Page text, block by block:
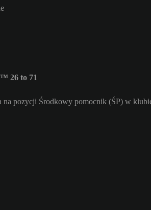
26 to 71
pozycji Środkowy pomocnik (ŚP) w